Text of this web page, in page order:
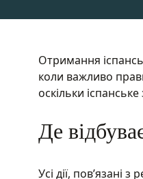
Отримання
коли важливо
оскільки
Де
Усі дії, пов’язані